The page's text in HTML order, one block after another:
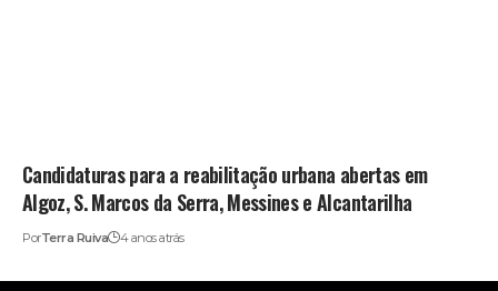
Candidaturas para a reabilitação urbana abertas em
Algoz, S. Marcos da Serra, Messines e Alcantarilha
PorTerra Ruiva 4 anos atrás